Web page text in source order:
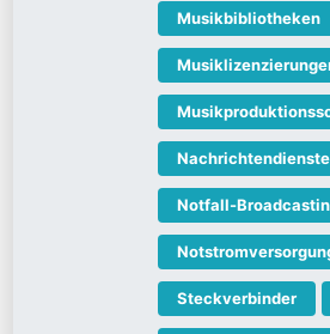
Musikbibliotheken
Nachrichtendienste
Notfall-
Steckverbinder